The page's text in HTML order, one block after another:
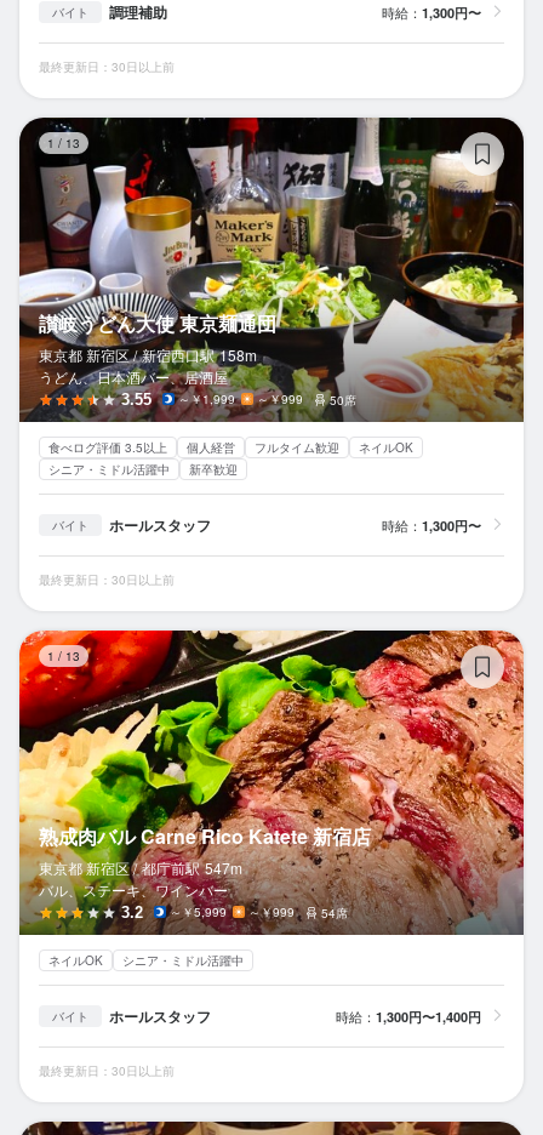
バイト 調理補助 時給： 1,300円〜
最終更新日：30日以上前
1 / 13
讃岐うどん大使 東京麺通団
東京都 新宿区 / 新宿西口駅 158m
うどん、日本酒バー、居酒屋
3.55 ～￥1,999 ～￥999 50席
食べログ評価 3.5以上 個人経営 フルタイム歓迎
ネイルOK
シニア・ミドル活躍中
新卒歓迎
バイト ホールスタッフ 時給： 1,300円〜
最終更新日：30日以上前
1 / 13
熟成肉バル Carne Rico Katete 新宿店
東京都 新宿区 / 都庁前駅 547m
バル、ステーキ、ワインバー
3.2 ～￥5,999 ～￥999 54席
ネイルOK シニア・ミドル活躍中
バイト ホールスタッフ 時給： 1,300円〜1,400円
最終更新日：30日以上前